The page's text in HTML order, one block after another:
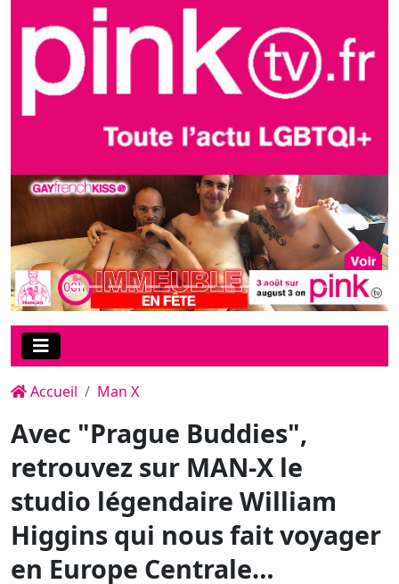
Accueil Man X
Avec "Prague Buddies",
retrouvez sur MAN-X le
studio légendaire William
Higgins qui nous fait voyager
en Europe Centrale…